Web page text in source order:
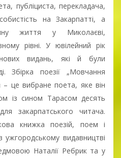
публіциста, перекладача,
на Закарпатті, а
життя у Миколаєві,
рівні. У ювілейний рік
видань, які й були
Збірка поезії „Мовчання
це вибране поета, яке він
із сином Тарасом десять
закарпатського читача.
книжка поезій, поем і
ужгородському видавництві
Наталії Ребрик та у